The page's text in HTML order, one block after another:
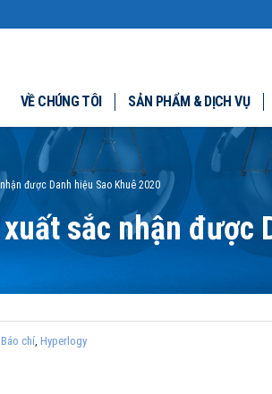
VỀ CHÚNG TÔI SẢN PHẨM & DỊCH VỤ
được Danh hiệu Sao Khuê 2020
sắc nhận được
Báo chí, Hyperlogy